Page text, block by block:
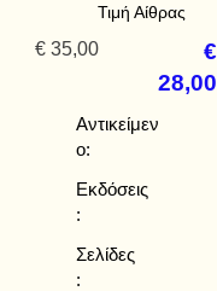
Τιμή Αίθρας
€ 35,00
€
28,00
Αντικείμεν
ο:
Εκδόσεις
:
Σελίδες
: